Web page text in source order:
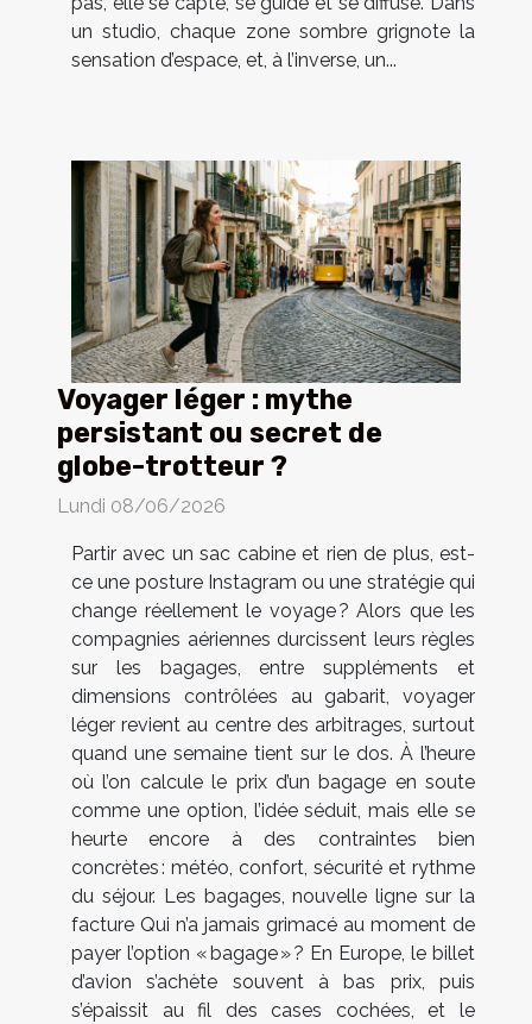
un studio, chaque zone sombre grignote la
sensation d’espace, et, à l’inverse, un...
Voyager léger : mythe
persistant ou secret de
globe-trotteur ?
Lundi 08/06/2026
Partir avec un sac cabine et rien de plus, est-
ce une posture Instagram ou une stratégie qui
change réellement le voyage ? Alors que les
compagnies aériennes durcissent leurs règles
sur les bagages, entre suppléments et
dimensions contrôlées au gabarit, voyager
léger revient au centre des arbitrages, surtout
quand une semaine tient sur le dos. À l’heure
où l’on calcule le prix d’un bagage en soute
comme une option, l’idée séduit, mais elle se
heurte encore à des contraintes bien
concrètes : météo, confort, sécurité et rythme
du séjour. Les bagages, nouvelle ligne sur la
facture Qui n’a jamais grimacé au moment de
payer l’option « bagage » ? En Europe, le billet
d’avion s’achète souvent à bas prix, puis
s’épaissit au fil des cases cochées, et le